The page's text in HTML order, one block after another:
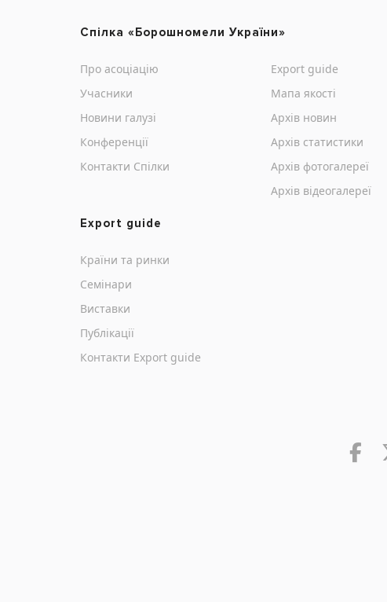
Cпілка «Борошномели України»
Про асоціацію
Учасники
Новини галузі
Конференції
Контакти Cпілки
Export guide
Мапа якості
Архів новин
Архів статистики
Архів фотогалереї
Архів відеогалереї
Export guide
Країни та ринки
Семінари
Виставки
Публікації
Контакти Export guide